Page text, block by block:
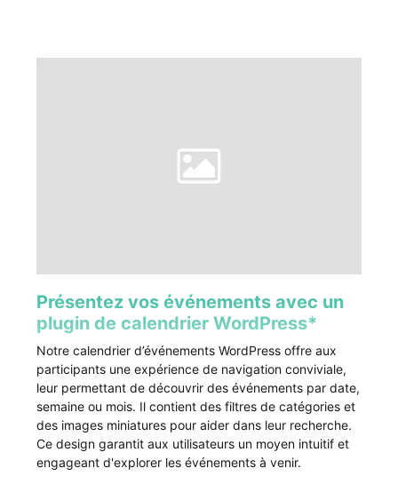
Présentez vos événements avec un
plugin de calendrier WordPress*
Notre calendrier d’événements WordPress offre aux
participants une expérience de navigation conviviale,
leur permettant de découvrir des événements par date,
semaine ou mois. Il contient des filtres de catégories et
des images miniatures pour aider dans leur recherche.
Ce design garantit aux utilisateurs un moyen intuitif et
engageant d'explorer les événements à venir.